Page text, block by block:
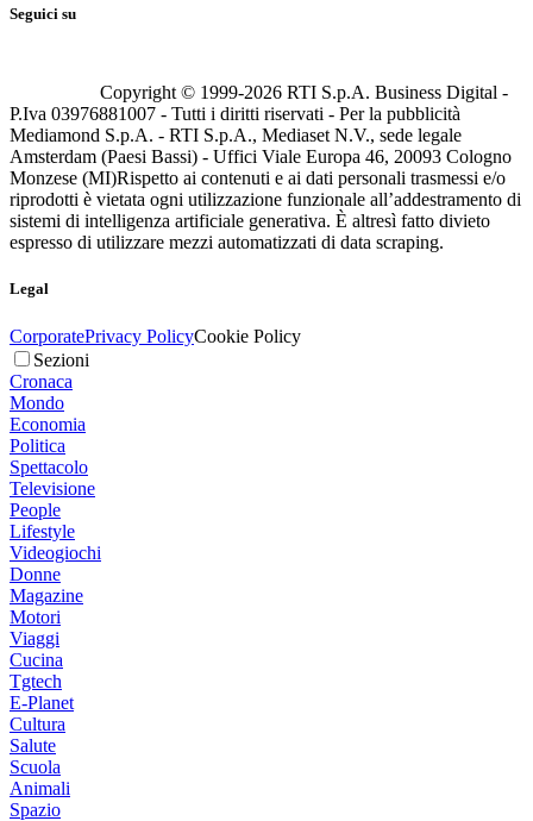
Seguici su
Copyright © 1999-2026 RTI S.p.A. Business Digital -
P.Iva 03976881007 - Tutti i diritti riservati - Per la pubblicità
Mediamond S.p.A. - RTI S.p.A., Mediaset N.V., sede legale
Amsterdam (Paesi Bassi) - Uffici Viale Europa 46, 20093 Cologno
Monzese (MI)Rispetto ai contenuti e ai dati personali trasmessi e/o
riprodotti è vietata ogni utilizzazione funzionale all’addestramento di
sistemi di intelligenza artificiale generativa. È altresì fatto divieto
espresso di utilizzare mezzi automatizzati di data scraping.
Legal
CorporatePrivacy PolicyCookie Policy
Sezioni
Cronaca
Mondo
Economia
Politica
Spettacolo
Televisione
People
Lifestyle
Videogiochi
Donne
Magazine
Motori
Viaggi
Cucina
Tgtech
E-Planet
Cultura
Salute
Scuola
Animali
Spazio